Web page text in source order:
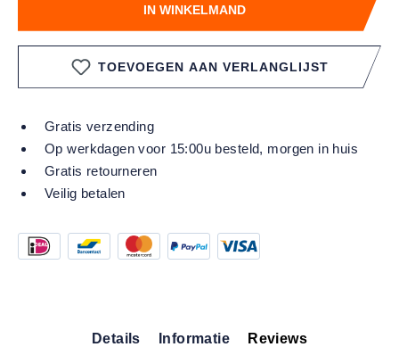
IN WINKELMAND
TOEVOEGEN AAN VERLANGLIJST
Gratis verzending
Op werkdagen voor 15:00u besteld, morgen in huis
Gratis retourneren
Veilig betalen
Details Informatie Reviews